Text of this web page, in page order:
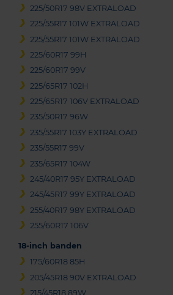
225/50R17 98V EXTRALOAD
225/55R17 101W EXTRALOAD
225/55R17 101W EXTRALOAD
225/60R17 99H
225/60R17 99V
225/65R17 102H
225/65R17 106V EXTRALOAD
235/50R17 96W
235/55R17 103Y EXTRALOAD
235/55R17 99V
235/65R17 104W
245/40R17 95Y EXTRALOAD
245/45R17 99Y EXTRALOAD
255/40R17 98Y EXTRALOAD
255/60R17 106V
18-inch banden
175/60R18 85H
205/45R18 90V EXTRALOAD
215/45R18 89W